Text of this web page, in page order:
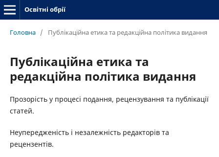
Освітні обрії
Головна / Публікаційна етика та редакційна політика видання
Публікаційна етика та
редакційна політика видання
Прозорість у процесі подання, рецензування та публікації
статей.
Неупередженість і незалежність редакторів та
рецензентів.